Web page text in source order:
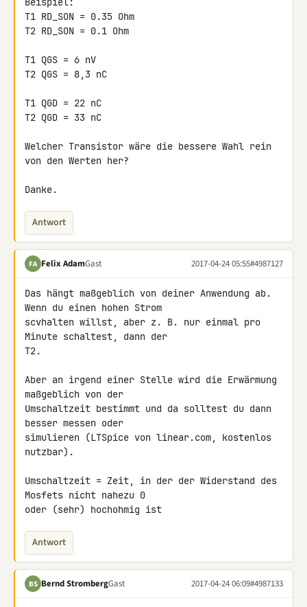
T1 RD_SON = 0.35 Ohm
T2 RD_SON = 0.1 Ohm
T1 QGS = 6 nV
T2 QGS = 8,3 nC
T1 QGD = 22 nC
T2 QGD = 33 nC
Welcher Transistor wäre die bessere Wahl rein
von den Werten her?
Danke.
Antwort
FA Felix AdamGast 2017-04-24 05:55#4987127
Das hängt maßgeblich von deiner Anwendung ab.
Wenn du einen hohen Strom
scvhalten willst, aber z. B. nur einmal pro
Minute schaltest, dann der
T2.
Aber an irgend einer Stelle wird die Erwärmung
maßgeblich von der
Umschaltzeit bestimmt und da solltest du dann
besser messen oder
simulieren (LTSpice von linear.com, kostenlos
nutzbar).
Umschaltzeit = Zeit, in der der Widerstand des
Mosfets nicht nahezu 0
oder (sehr) hochohmig ist
Antwort
BS Bernd StrombergGast 2017-04-24 06:09#4987133